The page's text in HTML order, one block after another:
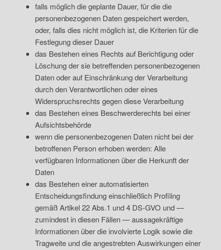
falls möglich die geplante Dauer, für die die
personenbezogenen Daten gespeichert werden,
oder, falls dies nicht möglich ist, die Kriterien für die
Festlegung dieser Dauer
das Bestehen eines Rechts auf Berichtigung oder
Löschung der sie betreffenden personenbezogenen
Daten oder auf Einschränkung der Verarbeitung
durch den Verantwortlichen oder eines
Widerspruchsrechts gegen diese Verarbeitung
das Bestehen eines Beschwerderechts bei einer
Aufsichtsbehörde
wenn die personenbezogenen Daten nicht bei der
betroffenen Person erhoben werden: Alle
verfügbaren Informationen über die Herkunft der
Daten
das Bestehen einer automatisierten
Entscheidungsfindung einschließlich Profiling
gemäß Artikel 22 Abs.1 und 4 DS-GVO und —
zumindest in diesen Fällen — aussagekräftige
Informationen über die involvierte Logik sowie die
Tragweite und die angestrebten Auswirkungen einer